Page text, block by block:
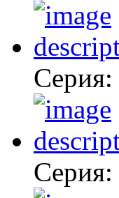
Серия:
Серия: